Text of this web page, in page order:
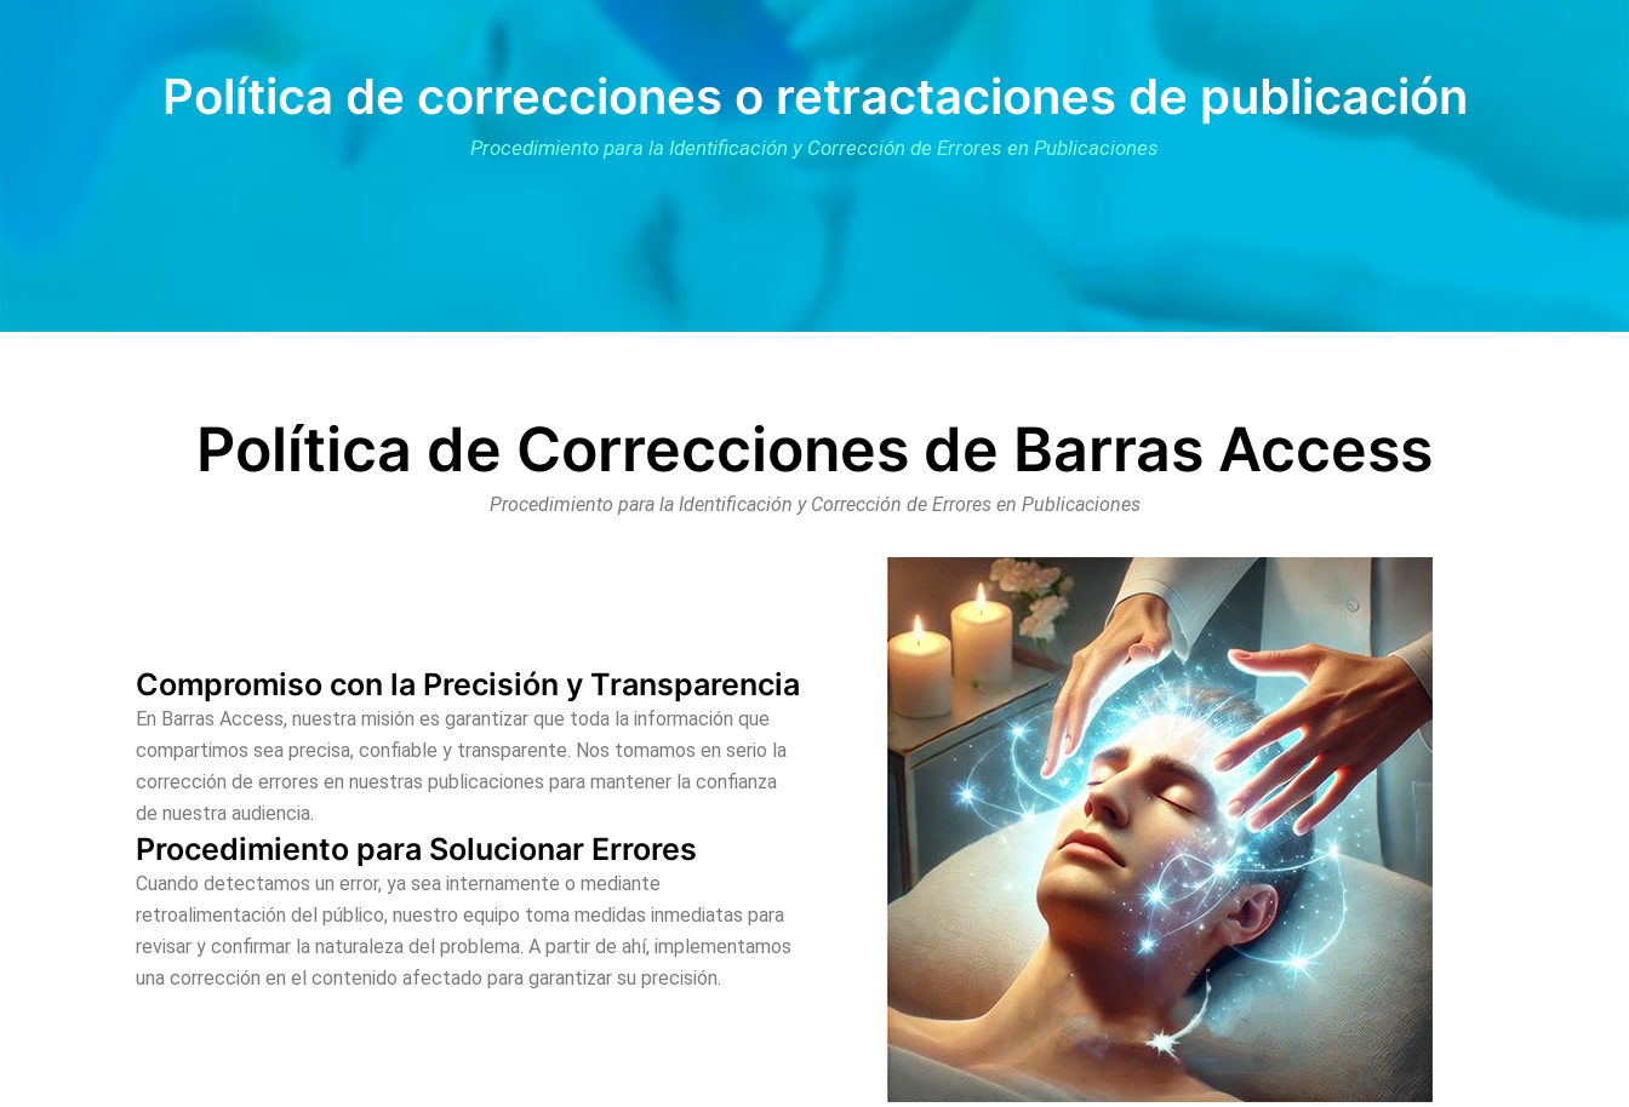
Política de correcciones o retractaciones de publicación
Procedimiento para la Identificación y Corrección de Errores en Publicaciones
Política de Correcciones de Barras Access
Procedimiento para la Identificación y Corrección de Errores en Publicaciones
Compromiso con la Precisión y Transparencia
En Barras Access, nuestra misión es garantizar que toda la información que
compartimos sea precisa, confiable y transparente. Nos tomamos en serio la
corrección de errores en nuestras publicaciones para mantener la confianza
de nuestra audiencia.
Procedimiento para Solucionar Errores
Cuando detectamos un error, ya sea internamente o mediante
retroalimentación del público, nuestro equipo toma medidas inmediatas para
revisar y confirmar la naturaleza del problema. A partir de ahí, implementamos
una corrección en el contenido afectado para garantizar su precisión.